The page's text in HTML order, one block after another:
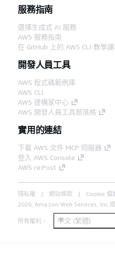
服務指南
選擇生成式 AI 服務
AWS 服務指南
在 GitHub 上的 AWS CLI 教學
開發人員工具
AWS 程式碼範例庫
AWS CLI
AWS 建構家中心
AWS 開發人員工具部落格
實用的連結
下載 AWS 文件 MCP 伺服器
登入 AWS Console
AWS re:Post
隱私權 網站條款 Cookie 偏
2026, Amazon Web Services, Inc.
所有權利。 中文 (繁體)